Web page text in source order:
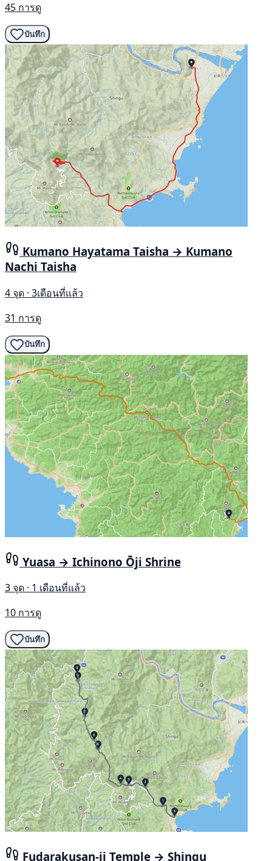
45 การดู
บันทึก
Kumano Hayatama Taisha → Kumano
Nachi Taisha
4 จุด · 3เดือนที่แล้ว
31 การดู
บันทึก
Yuasa → Ichinono Ōji Shrine
3 จุด · 1 เดือนที่แล้ว
10 การดู
บันทึก
Fudarakusan-ji Temple → Shingu